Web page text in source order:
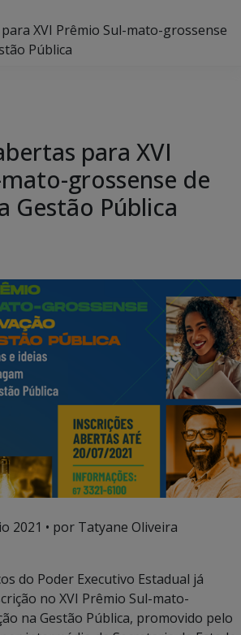
XVI Prêmio Sul-mato-grossense
Pública
para XVI
grossense de
Gestão Pública
2021 • por Tatyane Oliveira
do Poder Executivo Estadual já
no XVI Prêmio Sul-mato-
na Gestão Pública, promovido pelo